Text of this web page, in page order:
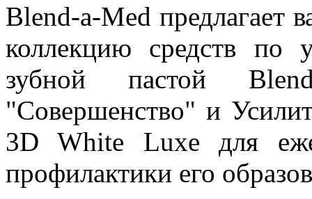
Blend-a-Med
коллекцию средств по
зубной пастой
"Совершенство" и
3D White Luxe для
профилактики его